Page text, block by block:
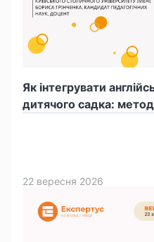
Як інтегрувати
дитячого садка:
22 вересня 2026